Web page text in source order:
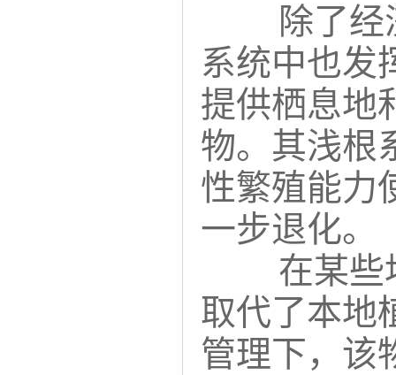
除了
系统中也发
提供栖息地
物。其浅根
性繁殖能力
一步退化。
在某些
取代了本地
管理下，该